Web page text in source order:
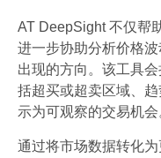
AT DeepSight 不仅帮
进一步协助分析价格
出现的方向。该工具
括超买或超卖区域、
示为可观察的交易机会
通过将市场数据转化